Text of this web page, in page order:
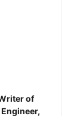
of
Engineer,